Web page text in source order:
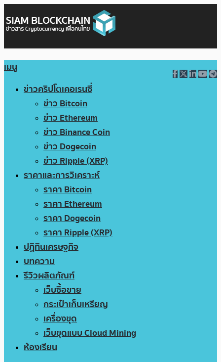
เมนู
ข่าวคริปโตเคอเรนซี่
ข่าว Bitcoin
ข่าว Ethereum
ข่าว Binance Coin
ข่าว Dogecoin
ข่าว Ripple (XRP)
ราคาและการวิเคราะห์
ราคา Bitcoin
ราคา Ethereum
ราคา Dogecoin
ราคา Ripple (XRP)
ปฏิทินเศรษฐกิจ
บทความ
รีวิวผลิตภัณฑ์
เว็บซื้อขาย
กระเป๋าเก็บเหรียญ
เครื่องขุด
เว็บขุดแบบ Cloud Mining
ห้องเรียน